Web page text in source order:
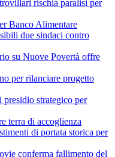
rischia paralisi per
Banco Alimentare
due sindaci contro
su Nuove Povertà offre
per rilanciare progetto
strategico per
terra di accoglienza
di portata storica per
conferma fallimento del